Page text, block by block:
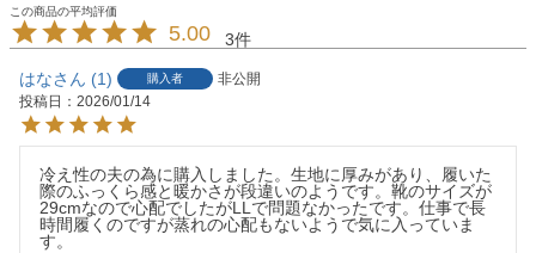
5.00 3
はな 1 購入者
非公開
投稿日
2026/01/14
冷え性の夫の為に購入しました。生地に厚みがあり、履いた
際のふっくら感と暖かさが段違いのようです。靴のサイズが
29cmなので心配でしたがLLで問題なかったです。仕事で長
時間履くのですが蒸れの心配もないようで気に入っていま
す。